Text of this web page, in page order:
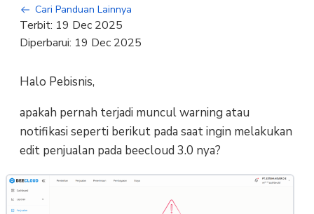
Cari Panduan Lainnya
Terbit: 19 Dec 2025
Diperbarui: 19 Dec 2025
Halo Pebisnis,
apakah pernah terjadi muncul warning atau
notifikasi seperti berikut pada saat ingin melakukan
edit penjualan pada beecloud 3.0 nya?